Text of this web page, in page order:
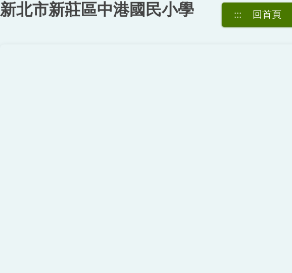
跳
到
::: 回首頁
新北市新莊區中港國民小學